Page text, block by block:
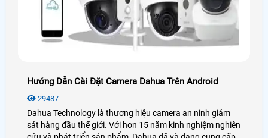
Hướng Dẫn Cài Đặt Camera Dahua Trên Android
29487
Dahua Technology là thương hiệu camera an ninh giám
sát hàng đầu thế giới. Với hơn 15 năm kinh nghiệm nghiên